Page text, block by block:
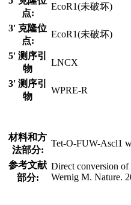
点:
EcoR1(未破坏)
3' 克隆位
点:
EcoR1(未破坏)
5' 测序引
物
LNCX
3' 测序引
物
WPRE-R
材料和方
法部分:
Tet-O-FUW-Ascl1
参考文献
部分:
Direct conversion of
Wernig M. Nature.